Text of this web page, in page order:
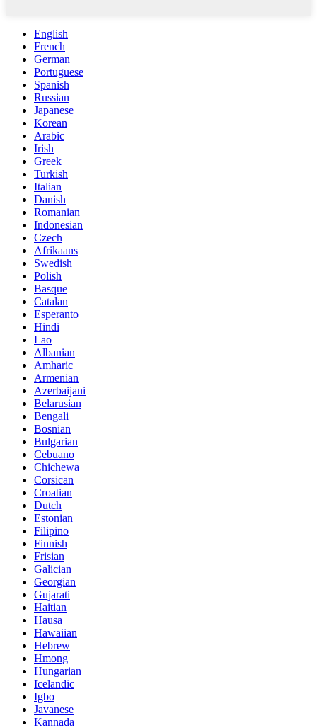
English
French
German
Portuguese
Spanish
Russian
Japanese
Korean
Arabic
Irish
Greek
Turkish
Italian
Danish
Romanian
Indonesian
Czech
Afrikaans
Swedish
Polish
Basque
Catalan
Esperanto
Hindi
Lao
Albanian
Amharic
Armenian
Azerbaijani
Belarusian
Bengali
Bosnian
Bulgarian
Cebuano
Chichewa
Corsican
Croatian
Dutch
Estonian
Filipino
Finnish
Frisian
Galician
Georgian
Gujarati
Haitian
Hausa
Hawaiian
Hebrew
Hmong
Hungarian
Icelandic
Igbo
Javanese
Kannada